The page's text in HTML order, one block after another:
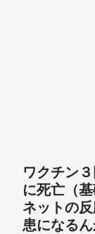
ワクチン
に死亡（
ネットの
患になる